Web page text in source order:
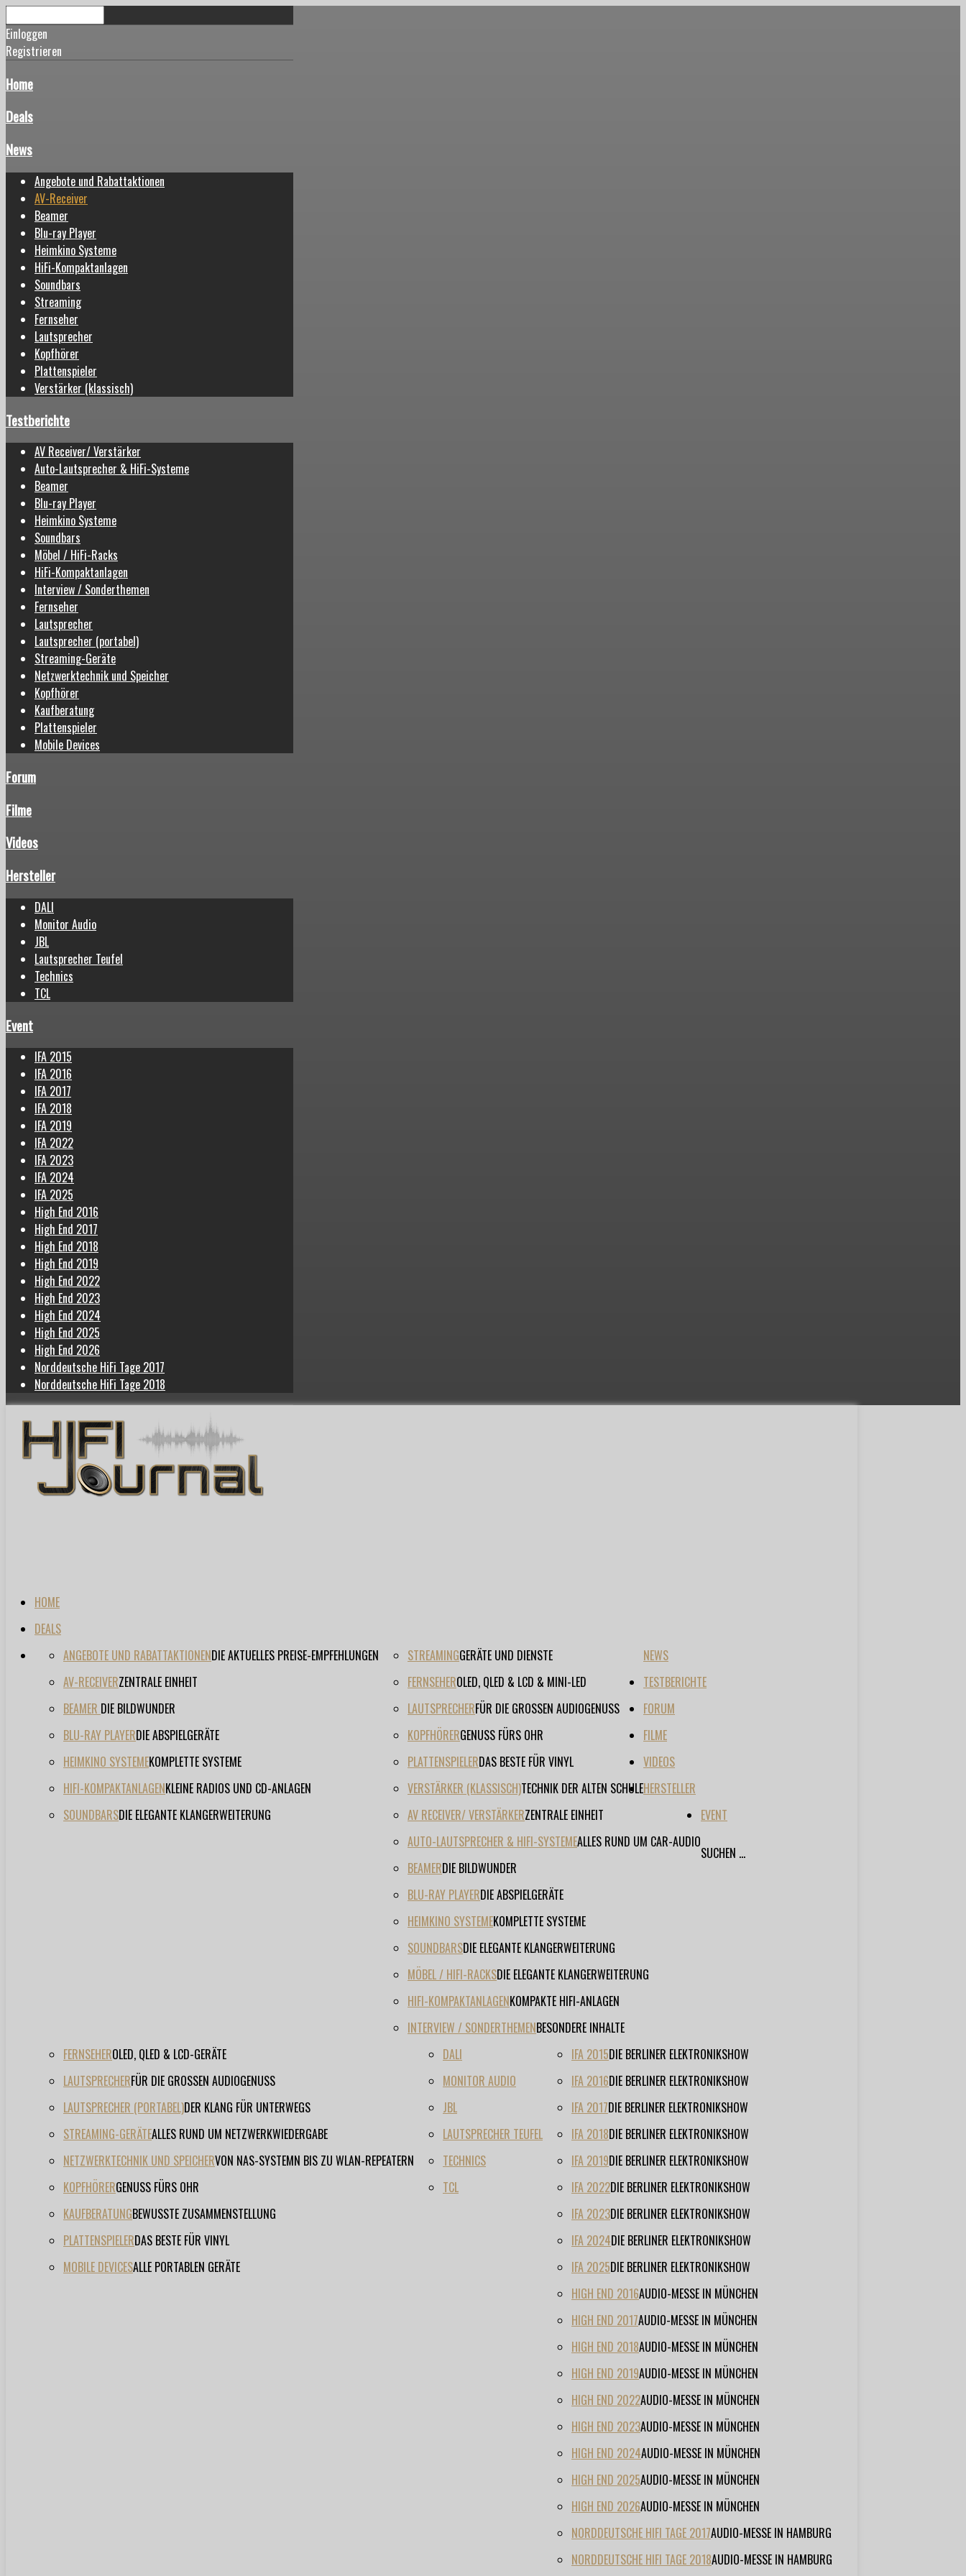
Einloggen
Registrieren
Home
Deals
News
Angebote und Rabattaktionen
AV-Receiver
Beamer
Blu-ray Player
Heimkino Systeme
HiFi-Kompaktanlagen
Soundbars
Streaming
Fernseher
Lautsprecher
Kopfhörer
Plattenspieler
Verstärker (klassisch)
Testberichte
AV Receiver/ Verstärker
Auto-Lautsprecher & HiFi-Systeme
Beamer
Blu-ray Player
Heimkino Systeme
Soundbars
Möbel / HiFi-Racks
HiFi-Kompaktanlagen
Interview / Sonderthemen
Fernseher
Lautsprecher
Lautsprecher (portabel)
Streaming-Geräte
Netzwerktechnik und Speicher
Kopfhörer
Kaufberatung
Plattenspieler
Mobile Devices
Forum
Filme
Videos
Hersteller
DALI
Monitor Audio
JBL
Lautsprecher Teufel
Technics
TCL
Event
IFA 2015
IFA 2016
IFA 2017
IFA 2018
IFA 2019
IFA 2022
IFA 2023
IFA 2024
IFA 2025
High End 2016
High End 2017
High End 2018
High End 2019
High End 2022
High End 2023
High End 2024
High End 2025
High End 2026
Norddeutsche HiFi Tage 2017
Norddeutsche HiFi Tage 2018
HOME
DEALS
NEWS
ANGEBOTE UND RABATTAKTIONENDIE AKTUELLES PREISE-EMPFEHLUNGEN
AV-RECEIVERZENTRALE EINHEIT
BEAMER DIE BILDWUNDER
BLU-RAY PLAYERDIE ABSPIELGERÄTE
HEIMKINO SYSTEMEKOMPLETTE SYSTEME
HIFI-KOMPAKTANLAGENKLEINE RADIOS UND CD-ANLAGEN
SOUNDBARSDIE ELEGANTE KLANGERWEITERUNG
STREAMINGGERÄTE UND DIENSTE
FERNSEHEROLED, QLED & LCD & MINI-LED
LAUTSPRECHERFÜR DIE GROSSEN AUDIOGENUSS
KOPFHÖRERGENUSS FÜRS OHR
PLATTENSPIELERDAS BESTE FÜR VINYL
VERSTÄRKER (KLASSISCH)TECHNIK DER ALTEN SCHULE
TESTBERICHTE
AV RECEIVER/ VERSTÄRKERZENTRALE EINHEIT
AUTO-LAUTSPRECHER & HIFI-SYSTEMEALLES RUND UM CAR-AUDIO
BEAMERDIE BILDWUNDER
BLU-RAY PLAYERDIE ABSPIELGERÄTE
HEIMKINO SYSTEMEKOMPLETTE SYSTEME
SOUNDBARSDIE ELEGANTE KLANGERWEITERUNG
MÖBEL / HIFI-RACKSDIE ELEGANTE KLANGERWEITERUNG
HIFI-KOMPAKTANLAGENKOMPAKTE HIFI-ANLAGEN
INTERVIEW / SONDERTHEMENBESONDERE INHALTE
FERNSEHEROLED, QLED & LCD-GERÄTE
LAUTSPRECHERFÜR DIE GROSSEN AUDIOGENUSS
LAUTSPRECHER (PORTABEL)DER KLANG FÜR UNTERWEGS
STREAMING-GERÄTEALLES RUND UM NETZWERKWIEDERGABE
NETZWERKTECHNIK UND SPEICHERVON NAS-SYSTEMN BIS ZU WLAN-REPEATERN
KOPFHÖRERGENUSS FÜRS OHR
KAUFBERATUNGBEWUSSTE ZUSAMMENSTELLUNG
PLATTENSPIELERDAS BESTE FÜR VINYL
MOBILE DEVICESALLE PORTABLEN GERÄTE
FORUM
FILME
VIDEOS
HERSTELLER
DALI
MONITOR AUDIO
JBL
LAUTSPRECHER TEUFEL
TECHNICS
TCL
EVENT
IFA 2015DIE BERLINER ELEKTRONIKSHOW
IFA 2016DIE BERLINER ELEKTRONIKSHOW
IFA 2017DIE BERLINER ELEKTRONIKSHOW
IFA 2018DIE BERLINER ELEKTRONIKSHOW
IFA 2019DIE BERLINER ELEKTRONIKSHOW
IFA 2022DIE BERLINER ELEKTRONIKSHOW
IFA 2023DIE BERLINER ELEKTRONIKSHOW
IFA 2024DIE BERLINER ELEKTRONIKSHOW
IFA 2025DIE BERLINER ELEKTRONIKSHOW
HIGH END 2016AUDIO-MESSE IN MÜNCHEN
HIGH END 2017AUDIO-MESSE IN MÜNCHEN
HIGH END 2018AUDIO-MESSE IN MÜNCHEN
HIGH END 2019AUDIO-MESSE IN MÜNCHEN
HIGH END 2022AUDIO-MESSE IN MÜNCHEN
HIGH END 2023AUDIO-MESSE IN MÜNCHEN
HIGH END 2024AUDIO-MESSE IN MÜNCHEN
HIGH END 2025AUDIO-MESSE IN MÜNCHEN
HIGH END 2026AUDIO-MESSE IN MÜNCHEN
NORDDEUTSCHE HIFI TAGE 2017AUDIO-MESSE IN HAMBURG
NORDDEUTSCHE HIFI TAGE 2018AUDIO-MESSE IN HAMBURG
SUCHEN ...